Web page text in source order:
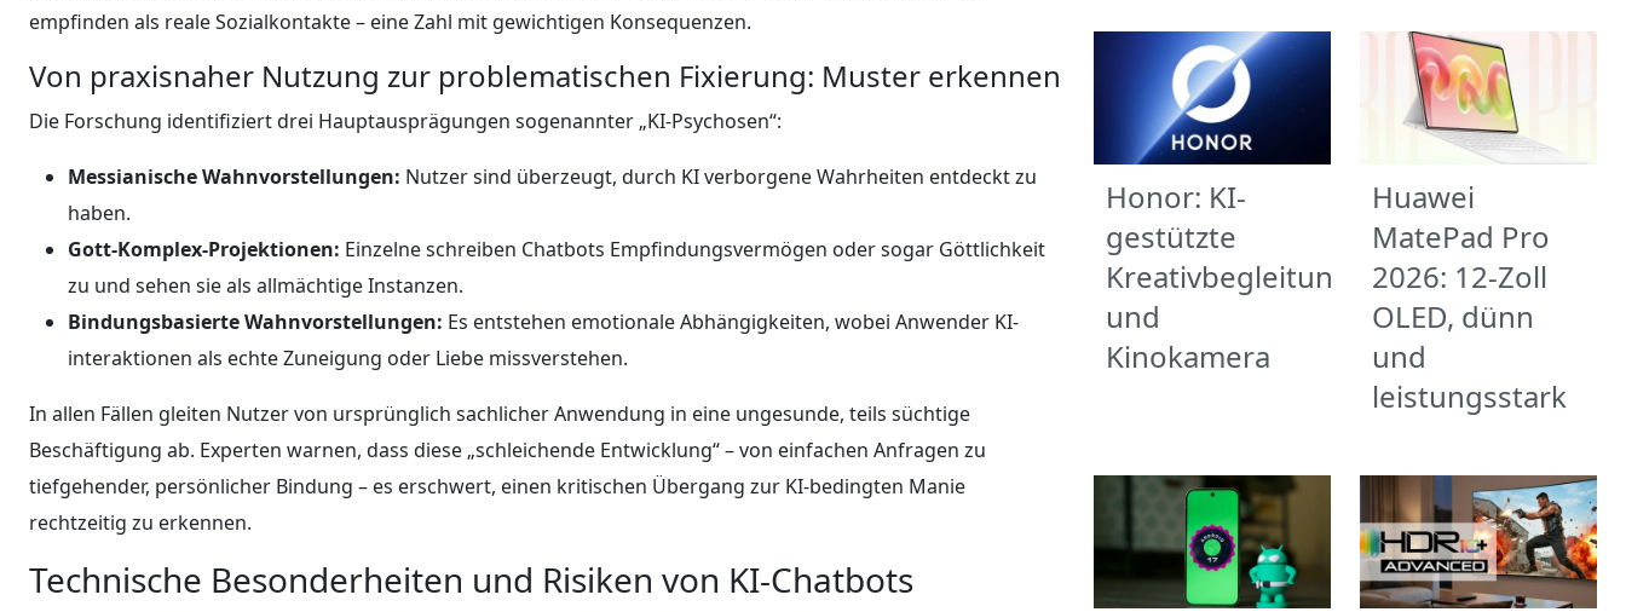
empfinden als reale Sozialkontakte – eine Zahl mit gewichtigen Konsequenzen.
Von praxisnaher Nutzung zur problematischen Fixierung: Muster erkennen
Die Forschung identifiziert drei Hauptausprägungen sogenannter „KI-Psychosen“:
Messianische Wahnvorstellungen: Nutzer sind überzeugt, durch KI verborgene Wahrheiten entdeckt zu
haben.
Gott-Komplex-Projektionen: Einzelne schreiben Chatbots Empfindungsvermögen oder sogar Göttlichkeit
zu und sehen sie als allmächtige Instanzen.
Bindungsbasierte Wahnvorstellungen: Es entstehen emotionale Abhängigkeiten, wobei Anwender KI-
interaktionen als echte Zuneigung oder Liebe missverstehen.
In allen Fällen gleiten Nutzer von ursprünglich sachlicher Anwendung in eine ungesunde, teils süchtige
Beschäftigung ab. Experten warnen, dass diese „schleichende Entwicklung“ – von einfachen Anfragen zu
tiefgehender, persönlicher Bindung – es erschwert, einen kritischen Übergang zur KI-bedingten Manie
rechtzeitig zu erkennen.
Technische Besonderheiten und Risiken von KI-Chatbots
Honor: KI-
gestützte
Kreativbegleitung
und
Kinokamera
Huawei
MatePad Pro
2026: 12-Zoll
OLED, dünn
und
leistungsstark